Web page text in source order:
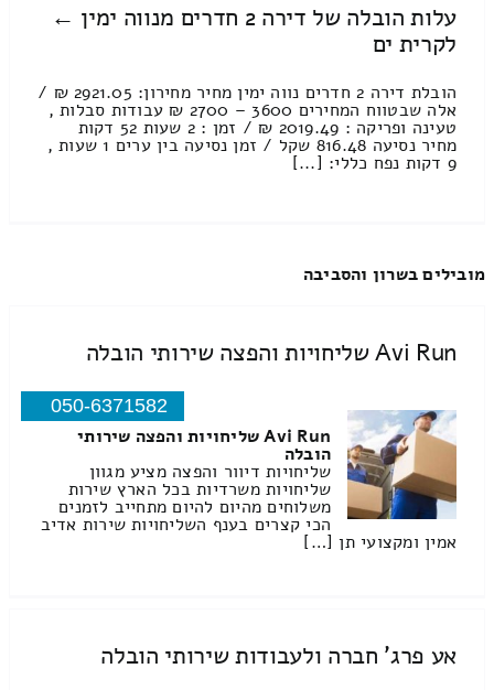
עלות הובלה של דירה 2 חדרים מנווה ימין ←
לקרית ים
הובלת דירה 2 חדרים נווה ימין מחיר מחירון: 2921.05 ₪ /
אלה שבטווח המחירים 3600 – 2700 ₪ עבודות סבלות ,
טעינה ופריקה : 2019.49 ₪ / זמן : 2 שעות 52 דקות
מחיר נסיעה 816.48 שקל / זמן נסיעה בין ערים 1 שעות ,
9 דקות נפח כללי: [...]
מובילים בשרון והסביבה
Avi Run שליחויות והפצה שירותי הובלה
050-6371582
Avi Run שליחויות והפצה שירותי
הובלה
שליחויות דיוור והפצה מציע מגוון
שליחויות משרדיות בכל הארץ שירות
משלוחים מהיום להיום מתחייב לזמנים
הכי קצרים בענף השליחויות שירות אדיב
אמין ומקצועי תן […]
אע פרג' חברה ולעבודות שירותי הובלה